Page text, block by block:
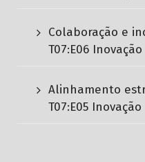
Colaboração e
T07:E06 Inovação
Alinhamento
T07:E05 Inovação